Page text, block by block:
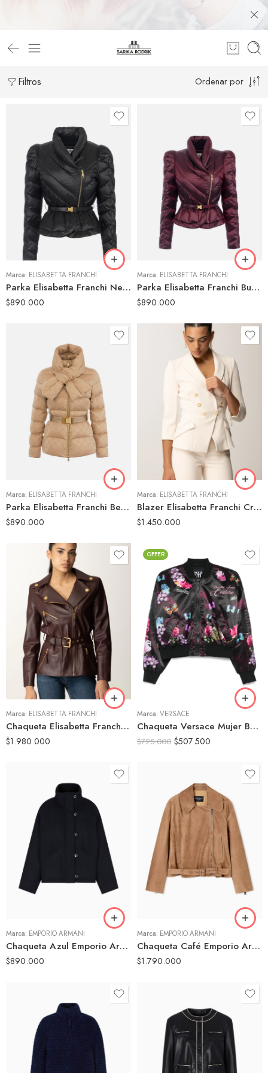
Filtros Ordenar por
Marca: ELISABETTA FRANCHI
Parka Elisabetta Franchi Negra Acolchada Entallada con Cinturón
$890.000
42
46
Marca: ELISABETTA FRANCHI
Parka Elisabetta Franchi Burdeo Acolchada Entallada con Cinturón
$890.000
40
42
44
Marca: ELISABETTA FRANCHI
Parka Elisabetta Franchi Beige Acolchada con Cinturón y Detalle Frontal
$890.000
40
42
44
Marca: ELISABETTA FRANCHI
Blazer Elisabetta Franchi Crudo Doble Botonadura con Botones Dorados
$1.450.000
40
42
44
Marca: ELISABETTA FRANCHI
Chaqueta Elisabetta Franchi Burdeo Estilo Biker con Cinturón
$1.980.000
40
42
44
OFFER
Marca: VERSACE
Chaqueta Versace Mujer Bomber Estampado Floral Mariposas
$725.000 $507.500
Marca: EMPORIO ARMANI
Chaqueta Azul Emporio Armani Mujer Cuello Alto Diseño Minimalista
$890.000
42
Marca: EMPORIO ARMANI
Chaqueta Café Emporio Armani Mujer Tipo Gamuza Cinturón Diseño Moderno
$1.790.000
40
42